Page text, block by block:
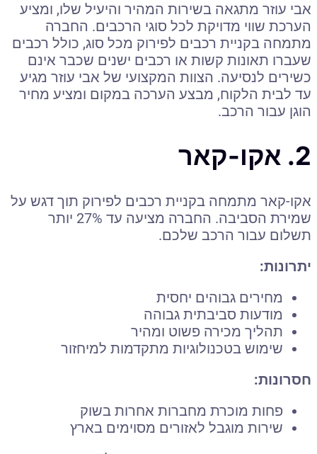
אבי עוזר מתגאה בשירות המהיר והיעיל שלו, ומציע
הערכת שווי מדויקת לכל סוגי הרכבים. החברה
מתמחה בקניית רכבים לפירוק מכל סוג, כולל רכבים
שעברו תאונות קשות או רכבים ישנים שכבר אינם
כשירים לנסיעה. הצוות המקצועי של אבי עוזר מגיע
עד לבית הלקוח, מבצע הערכה במקום ומציע מחיר
הוגן עבור הרכב.
2. אקו-קאר
אקו-קאר מתמחה בקניית רכבים לפירוק תוך דגש על
שמירת הסביבה. החברה מציעה עד 27% יותר
תשלום עבור הרכב שלכם.
יתרונות:
מחירים גבוהים יחסית
מודעות סביבתית גבוהה
תהליך מכירה פשוט ומהיר
שימוש בטכנולוגיות מתקדמות למיחזור
חסרונות:
פחות מוכרת מחברות אחרות בשוק
שירות מוגבל לאזורים מסוימים בארץ